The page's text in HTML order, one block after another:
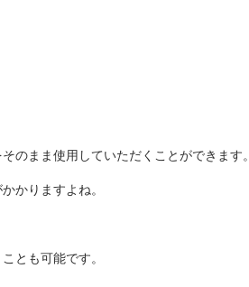
のまま使用していただくことができます。
かりますよね。
とも可能です。